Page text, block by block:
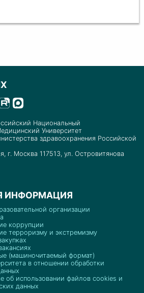
Национальный
Университет
здравоохранения Российской
г. Москва 117513, ул. Островитянова
ИНФОРМАЦИЯ
организации
коррупции
терроризму и экстремизму
(машиночитаемый формат)
в отношении обработки
об использовании файлов cookies и
данных